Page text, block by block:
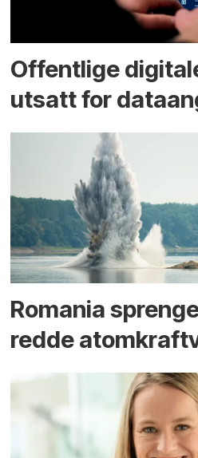
Offentlige
utsatt for
Romania
redde